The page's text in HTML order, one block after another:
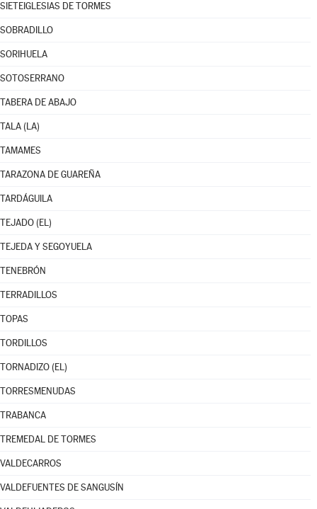
SIETEIGLESIAS DE TORMES
SOBRADILLO
SORIHUELA
SOTOSERRANO
TABERA DE ABAJO
TALA (LA)
TAMAMES
TARAZONA DE GUAREÑA
TARDÁGUILA
TEJADO (EL)
TEJEDA Y SEGOYUELA
TENEBRÓN
TERRADILLOS
TOPAS
TORDILLOS
TORNADIZO (EL)
TORRESMENUDAS
TRABANCA
TREMEDAL DE TORMES
VALDECARROS
VALDEFUENTES DE SANGUSÍN